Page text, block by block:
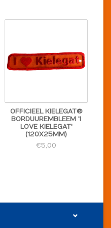
OFFICIEEL KIELEGAT®
BORDUUREMBLEEM 'I
LOVE KIELEGAT'
(120X25MM)
€5,00